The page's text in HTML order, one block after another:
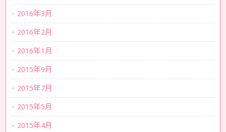
2016年3月
2016年2月
2016年1月
2015年9月
2015年7月
2015年5月
2015年4月